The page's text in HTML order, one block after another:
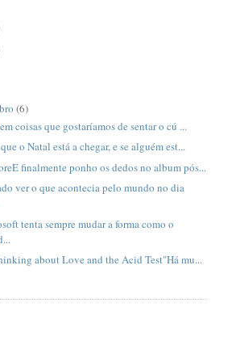
(6)
coisas que gostarí­amos de sentar o cú ...
o Natal está a chegar, e se alguém est...
finalmente ponho os dedos no album pós...
ver o que acontecia pelo mundo no dia
tenta sempre mudar a forma como o
about Love and the Acid Test"Há mu...